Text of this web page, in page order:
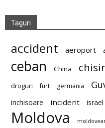
Taguri
accident aeroport
ceban China
droguri furt germania
inchisoare incident israel
Moldova